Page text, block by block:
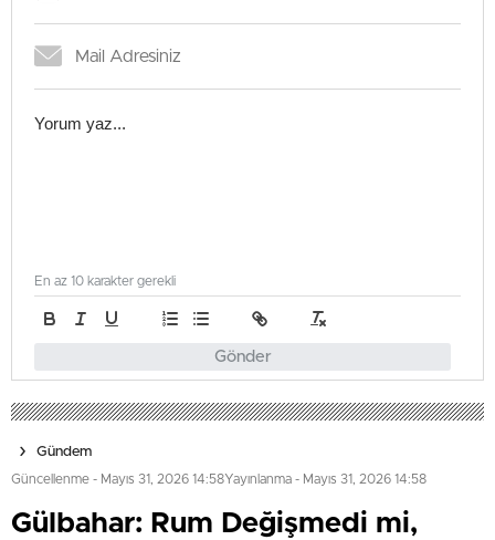
Gönder
En az 10 karakter gerekli
Gündem
Güncellenme - Mayıs 31, 2026 14:58Yayınlanma - Mayıs 31, 2026 14:58
Gülbahar: Rum Değişmedi mi,